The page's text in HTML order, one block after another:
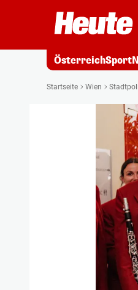
ÖsterreichSport
Startseite Wien